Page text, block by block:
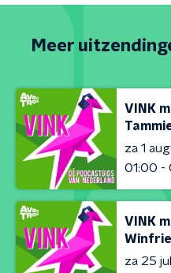
Meer
VINK
za 1
01:00 -
VINK
za 25